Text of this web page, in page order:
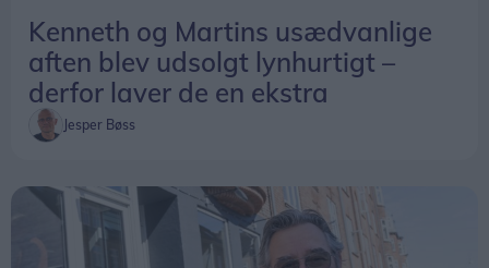
Kenneth og Martins usædvanlige
aften blev udsolgt lynhurtigt –
derfor laver de en ekstra
Jesper Bøss